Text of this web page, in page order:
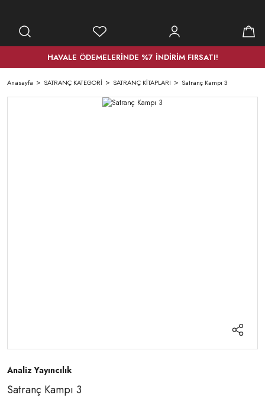
HAVALE ÖDEMELERİNDE %7 İNDİRİM FIRSATI!
Anasayfa SATRANÇ KATEGORİ SATRANÇ KİTAPLARI Satranç Kampı 3
Analiz Yayıncılık
Satranç Kampı 3